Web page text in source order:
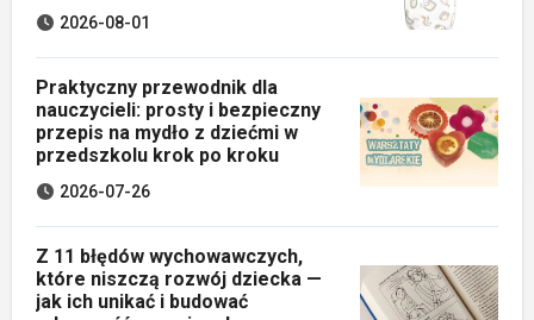
2026-08-01
Praktyczny przewodnik dla
nauczycieli: prosty i bezpieczny
przepis na mydło z dziećmi w
przedszkolu krok po kroku
2026-07-26
Z 11 błędów wychowawczych,
które niszczą rozwój dziecka —
jak ich unikać i budować